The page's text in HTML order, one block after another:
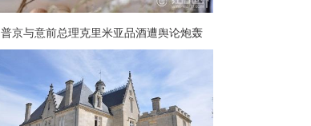
普京与意前总理克里米亚品酒遭舆论炮轰